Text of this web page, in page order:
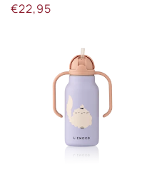
Normale
€22,95